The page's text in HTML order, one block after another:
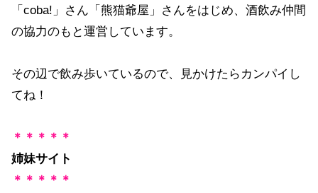
「coba!」さん「熊猫爺屋」さんをはじめ、酒飲み仲間
の協力のもと運営しています。
その辺で飲み歩いているので、見かけたらカンパイし
てね！
＊＊＊＊＊
姉妹サイト
＊＊＊＊＊